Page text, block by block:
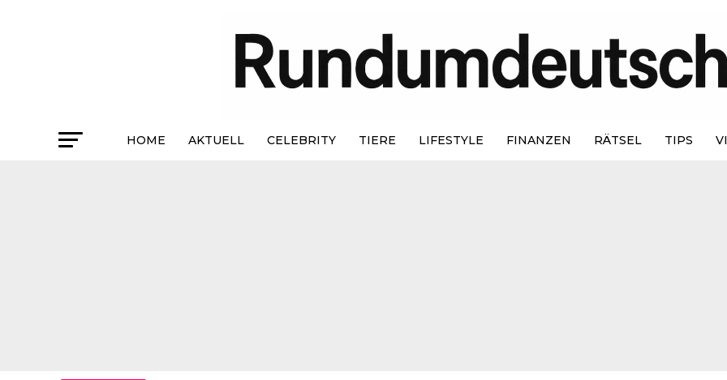
HOME AKTUELL CELEBRITY TIERE LIFESTYLE FINANZEN RÄTSEL TIPS